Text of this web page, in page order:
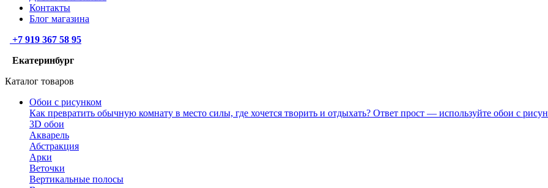
Контакты
Блог магазина
+7 919 367 58 95
Екатеринбург
Каталог товаров
Обои с рисунком
Как превратить обычную комнату в место силы, где хочется творить и отдыхать? Ответ прост — используйте обои с
3D обои
Акварель
Абстракция
Арки
Веточки
Вертикальные полосы